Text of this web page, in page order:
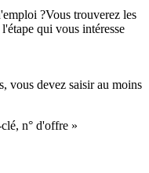
?Vous trouverez les
qui vous intéresse
vous devez saisir au moins
n° d'offre »